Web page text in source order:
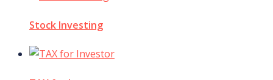
Stock Investing